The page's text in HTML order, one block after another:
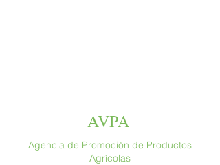
AVPA
Agencia de Promoción de Productos
Agrícolas